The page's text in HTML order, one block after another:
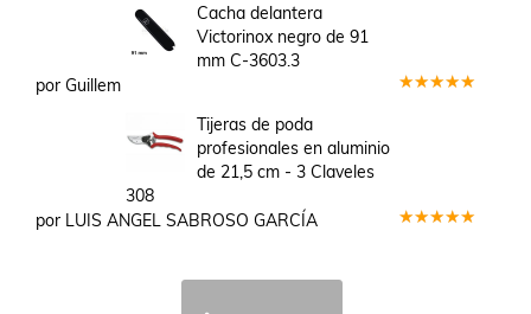
Cacha delantera
Victorinox negro de 91
mm C-3603.3
por Guillem
Tijeras de poda
profesionales en aluminio
de 21,5 cm - 3 Claveles
308
por LUIS ANGEL SABROSO GARCÍA